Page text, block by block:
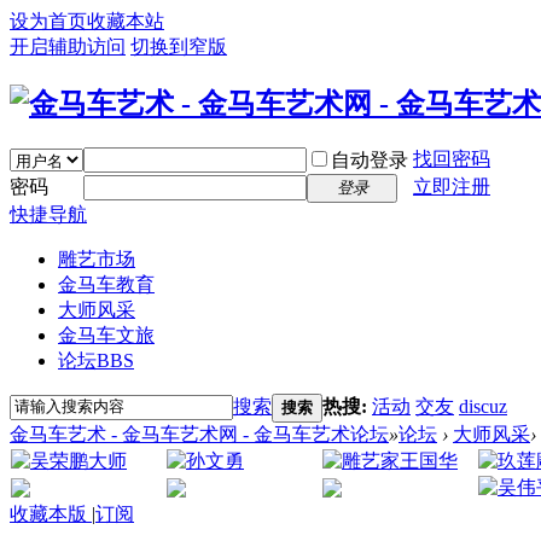
设为首页收藏本站
开启辅助访问 切换到窄版
自动登录 找回密码
密码
登录
立即注册
快捷导航
雕艺市场
金马车教育
大师风采
金马车文旅
论坛BBS
搜索 搜索 热搜: 活动 交友 discuz
金马车艺术 - 金马车艺术网 - 金马车艺术论坛»论坛 › 大师风采›
收藏本版 |订阅